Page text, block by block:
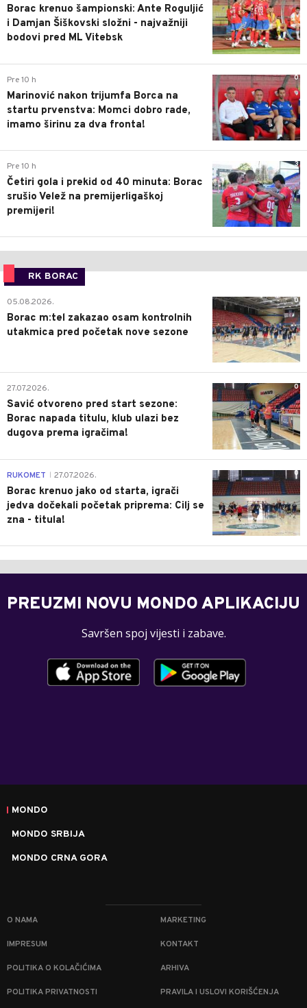
Borac krenuo šampionski: Ante Roguljić
i Damjan Šiškovski složni - najvažniji
bodovi pred ML Vitebsk
0
Pre 10 h
Marinović nakon trijumfa Borca na
startu prvenstva: Momci dobro rade,
imamo širinu za dva fronta!
3
Pre 10 h
Četiri gola i prekid od 40 minuta: Borac
srušio Velež na premijerligaškoj
premijeri!
RK BORAC
0
05.08.2026.
Borac m:tel zakazao osam kontrolnih
utakmica pred početak nove sezone
0
27.07.2026.
Savić otvoreno pred start sezone:
Borac napada titulu, klub ulazi bez
dugova prema igračima!
0
RUKOMET 27.07.2026.
Borac krenuo jako od starta, igrači
jedva dočekali početak priprema: Cilj se
zna - titula!
PREUZMI NOVU MONDO APLIKACIJU
Savršen spoj vijesti i zabave.
MONDO
MONDO SRBIJA
MONDO CRNA GORA
O NAMA MARKETING
IMPRESUM KONTAKT
POLITIKA O KOLAČIĆIMA ARHIVA
POLITIKA PRIVATNOSTI PRAVILA I USLOVI KORIŠĆENJA